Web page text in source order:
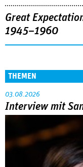
Great
1945–1960
THEMEN
03.08.2026
Interview mit